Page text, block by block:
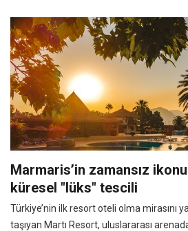
Marmaris’in zamansız
küresel "lüks" tescili
Türkiye’nin ilk resort oteli olma mirasını
taşıyan Martı Resort, uluslararası